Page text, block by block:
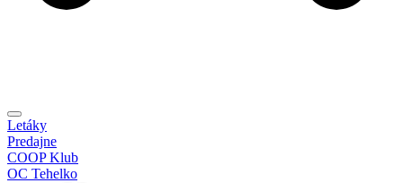
Letáky
Predajne
COOP Klub
OC Tehelko